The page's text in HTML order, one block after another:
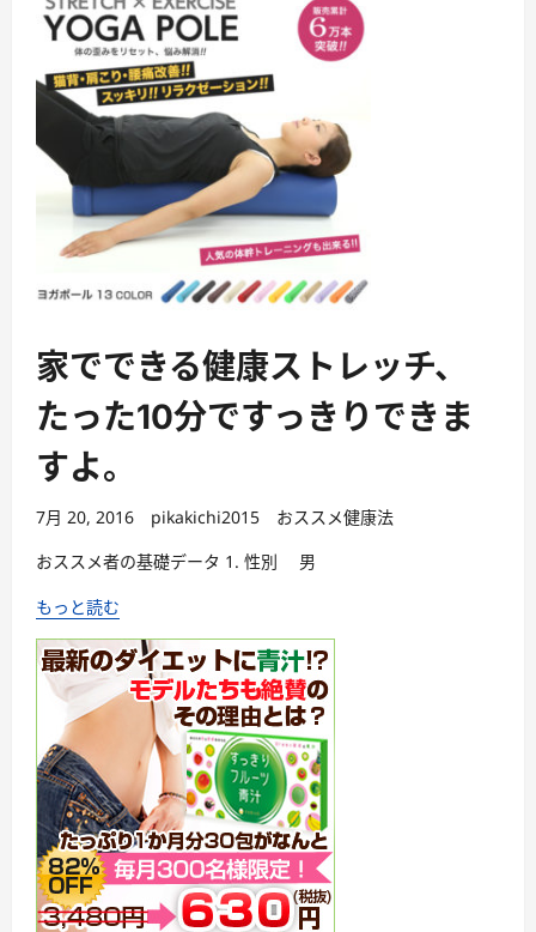
家でできる健康ストレッチ、
たった10分ですっきりできま
すよ。
7月 20, 2016 pikakichi2015
おススメ健康法
おススメ者の基礎データ 1. 性別 男
もっと読む